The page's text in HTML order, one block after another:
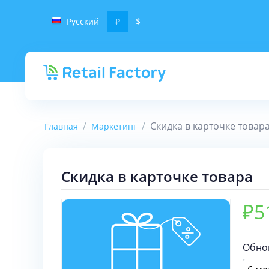
Русский ₽ $
Главная / Маркетинг / Скидка в карточке товара
Скидка в карточке товара
₽